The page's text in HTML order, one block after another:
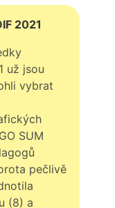
2021
už jsou
vybrat
SUM
pečlivě
(8) a